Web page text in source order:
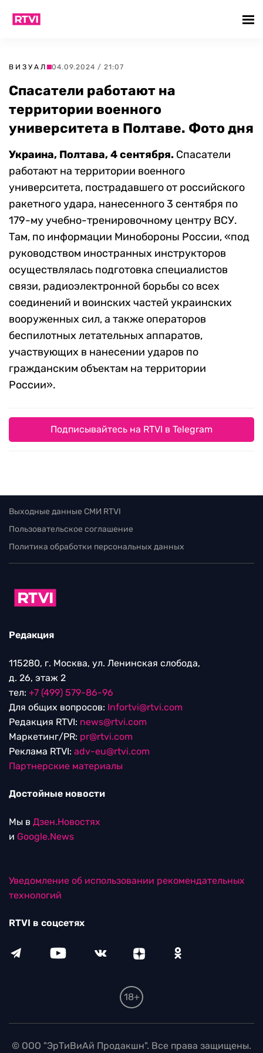
ВИЗУАЛ 04.09.2024 / 21:07
Спасатели работают на
территории военного
университета в Полтаве. Фото дня
Украина, Полтава, 4 сентября. Спасатели
работают на территории военного
университета, пострадавшего от российского
ракетного удара, нанесенного 3 сентября по
179-му учебно-тренировочному центру ВСУ.
Там, по информации Минобороны России, «под
руководством иностранных инструкторов
осуществлялась подготовка специалистов
связи, радиоэлектронной борьбы со всех
соединений и воинских частей украинских
вооруженных сил, а также операторов
беспилотных летательных аппаратов,
участвующих в нанесении ударов по
гражданским объектам на территории
России».
Подписывайтесь на RTVI в Telegram
Выходные данные СМИ RTVI
Пользовательское соглашение
Политика обработки персональных данных
Редакция
115280, г. Москва, ул. Ленинская слобода,
д. 26, этаж 2
тел: +7 (499) 579-86-96
Для общих вопросов: Infortvi@rtvi.com
Редакция RTVI: news@rtvi.com
Маркетинг/PR: pr@rtvi.com
Реклама RTVI: adv-eu@rtvi.com
Партнерские материалы
Достойные новости
Мы в Дзен.Новостях
и Google.News
Уведомление об использовании рекомендательных
технологий
RTVI в соцсетях
18+
© ООО "ЭрТиВиАй Продакшн". Все права защищены.